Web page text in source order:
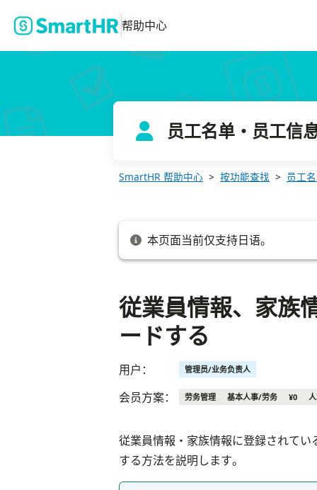
帮助中心
员工名单・员工信
SmartHR 帮助中心 按功能查找 员工
本页面当前仅支持日语。
従業員情報、家族
ードする
用户： 管理员/业务负责人
会员方案： 劳务管理 基本人事/劳务 ¥0
従業員情報・家族情報に登録されて
する方法を説明します。